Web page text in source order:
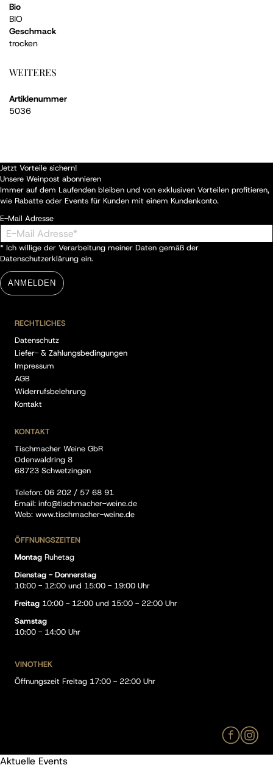
Bio
BIO
Geschmack
trocken
WEITERES
Artiklenummer
5036
Jetzt Vorteile sichern!
Unsere Weinpost abonnieren
Immer auf dem Laufenden bleiben und von exklusiven Vorteilen profitieren,
wie Rabatte oder Events für Kunden mit einem Kundenkonto.
E-Mail Adresse
* Ich willige der Verarbeitung meiner Daten gemäß der
Datenschutzerklärung ein.
ANMELDEN
RECHTLICHES
Datenschutz
Liefer- & Zahlungsbedingungen
Impressum
AGB
Widerrufsbelehrung
Kontakt
KONTAKT
Tischmacher Weine GbR
Odenwaldring 8
68723 Schwetzingen
Telefon: 06 202 / 57 68 91
Email: info@tischmacher-weine.de
Web: www.tischmacher-weine.de
ÖFFNUNGSZEITEN
Montag Ruhetag
Dienstag - Donnerstag
10:00 - 12:00 und 15:00 - 19:00 Uhr
Freitag 10:00 - 12:00 und 15:00 - 22:00 Uhr
Samstag
10:00 - 14:00 Uhr
VINOTHEK
Öffnungszeit Freitag 17:00 - 22:00 Uhr
Aktuelle Events